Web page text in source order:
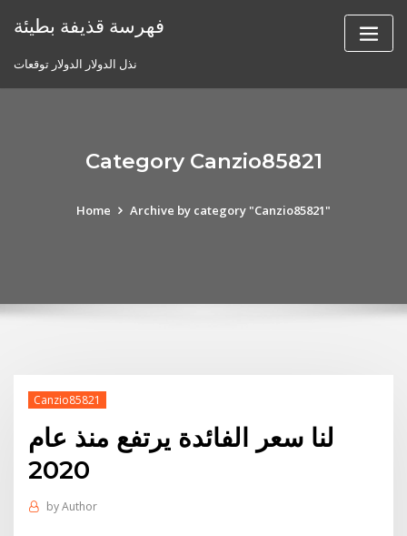
فهرسة قذيفة بطيئة
نذل الدولار الدولار توقعات
Category Canzio85821
Home Archive by category "Canzio85821"
Canzio85821
لنا سعر الفائدة يرتفع منذ عام
2020
byAuthor